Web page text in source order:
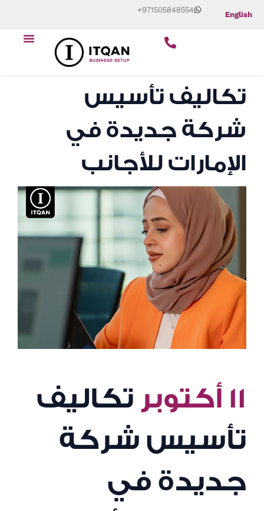
content
English
+971505848554
تكاليف تأسيس
شركة جديدة في
الإمارات للأجانب
١١ أكتوبر
تكاليف
تأسيس شركة
جديدة في